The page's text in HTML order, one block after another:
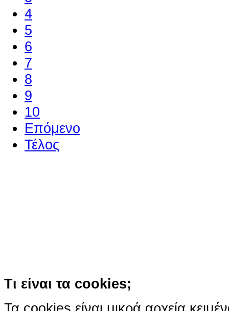
4
5
6
7
8
9
10
Επόμενο
Τέλος
Τι είναι τα cookies;